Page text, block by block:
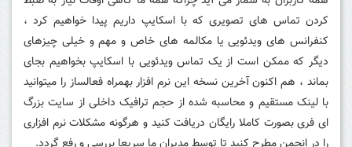
کردن تماس های تصویری که با اسکایپ داریم پیدا خواهیم کرد ،
کنفرانس های ویدئویی یا مکالمه های خاص و مهم و خیلی چیزهای
دیگر که ممکن است از یک تماس ویدئویی با اسکایپ بخواهیم بجای
بماند ، هم اکنون آخرین نسخه این نرم افزار بهمراه فعالساز را میتوانید
با لینک مستقیم و محاسبه شده از حجم ترافیک داخلی از سایت بزرگ
ای فری بصورت کاملا رایگان دریافت کنید و هرگونه مشکلات نرم افزاری